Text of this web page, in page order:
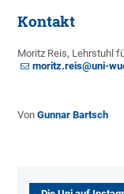
Kontakt
Moritz Reis, Lehrstuhl
moritz.reis@uni-
VonGunnar Bartsch